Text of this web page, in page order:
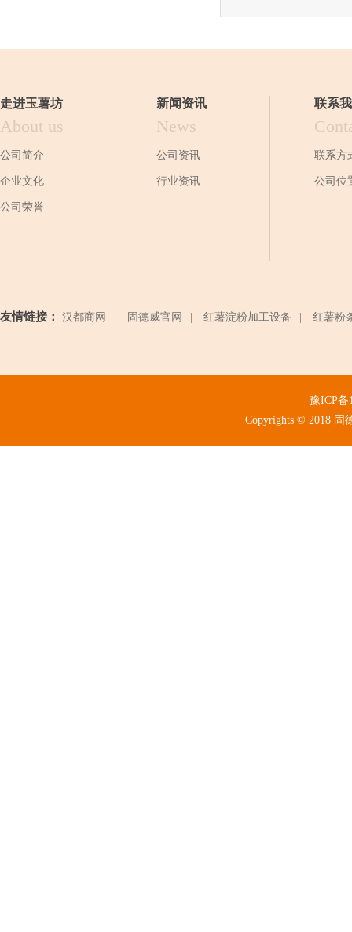
走进玉薯坊
About us
公司简介
企业文化
公司荣誉
新闻资讯
News
公司资讯
行业资讯
联系
联系方
公司位
友情链接： 汉都商网 固德威官网 红薯淀粉加工设备 红薯粉
豫ICP备
Copyrights © 2018 固